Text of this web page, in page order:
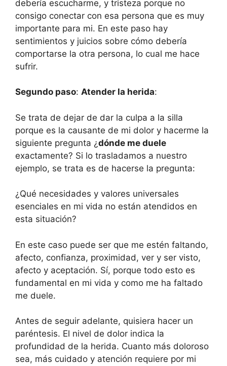
debería escucharme, y tristeza porque no
consigo conectar con esa persona que es muy
importante para mi. En este paso hay
sentimientos y juicios sobre cómo debería
comportarse la otra persona, lo cual me hace
sufrir.
Segundo paso: Atender la herida:
Se trata de dejar de dar la culpa a la silla
porque es la causante de mi dolor y hacerme la
siguiente pregunta ¿dónde me duele
exactamente? Si lo trasladamos a nuestro
ejemplo, se trata es de hacerse la pregunta:
¿Qué necesidades y valores universales
esenciales en mi vida no están atendidos en
esta situación?
En este caso puede ser que me estén faltando,
afecto, confianza, proximidad, ver y ser visto,
afecto y aceptación. Sí, porque todo esto es
fundamental en mi vida y como me ha faltado
me duele.
Antes de seguir adelante, quisiera hacer un
paréntesis. El nivel de dolor indica la
profundidad de la herida. Cuanto más doloroso
sea, más cuidado y atención requiere por mi